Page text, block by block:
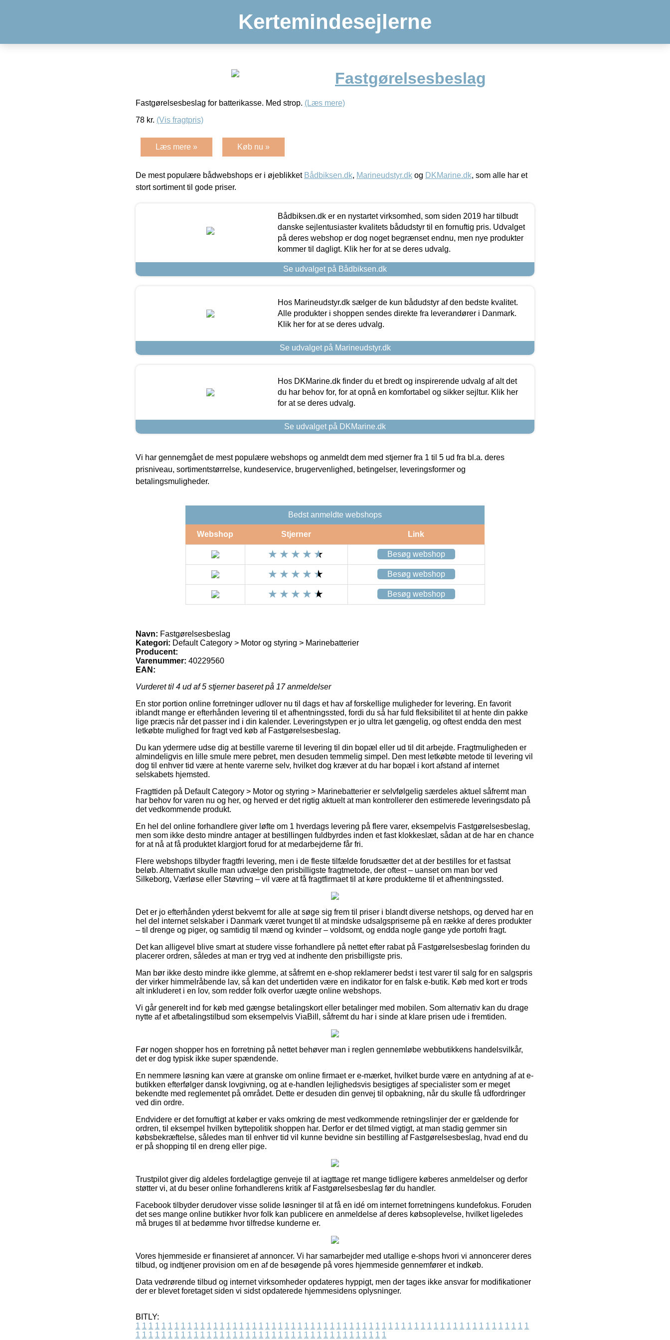
Kertemindesejlerne
Fastgørelsesbeslag
Fastgørelsesbeslag for batterikasse. Med strop. (Læs mere)
78 kr. (Vis fragtpris)
Læs mere » Køb nu »
De mest populære bådwebshops er i øjeblikket Bådbiksen.dk, Marineudstyr.dk og DKMarine.dk, som alle har et
stort sortiment til gode priser.
Bådbiksen.dk er en nystartet virksomhed, som siden 2019 har tilbudt
danske sejlentusiaster kvalitets bådudstyr til en fornuftig pris. Udvalget
på deres webshop er dog noget begrænset endnu, men nye produkter
kommer til dagligt. Klik her for at se deres udvalg.
Se udvalget på Bådbiksen.dk
Hos Marineudstyr.dk sælger de kun bådudstyr af den bedste kvalitet.
Alle produkter i shoppen sendes direkte fra leverandører i Danmark.
Klik her for at se deres udvalg.
Se udvalget på Marineudstyr.dk
Hos DKMarine.dk finder du et bredt og inspirerende udvalg af alt det
du har behov for, for at opnå en komfortabel og sikker sejltur. Klik her
for at se deres udvalg.
Se udvalget på DKMarine.dk
Vi har gennemgået de mest populære webshops og anmeldt dem med stjerner fra 1 til 5 ud fra bl.a. deres
prisniveau, sortimentstørrelse, kundeservice, brugervenlighed, betingelser, leveringsformer og
betalingsmuligheder.
Bedst anmeldte webshops
Webshop Stjerner Link
Besøg webshop
Besøg webshop
Besøg webshop
Navn: Fastgørelsesbeslag
Kategori: Default Category > Motor og styring > Marinebatterier
Producent:
Varenummer: 40229560
EAN:
Vurderet til 4 ud af 5 stjerner baseret på 17anmeldelser
En stor portion online forretninger udlover nu til dags et hav af forskellige muligheder for levering. En favorit
iblandt mange er efterhånden levering til et afhentningssted, fordi du så har fuld fleksibilitet til at hente din pakke
lige præcis når det passer ind i din kalender. Leveringstypen er jo ultra let gængelig, og oftest endda den mest
letkøbte mulighed for fragt ved køb af Fastgørelsesbeslag.
Du kan ydermere udse dig at bestille varerne til levering til din bopæl eller ud til dit arbejde. Fragtmuligheden er
almindeligvis en lille smule mere pebret, men desuden temmelig simpel. Den mest letkøbte metode til levering vil
dog til enhver tid være at hente varerne selv, hvilket dog kræver at du har bopæl i kort afstand af internet
selskabets hjemsted.
Fragttiden på Default Category > Motor og styring > Marinebatterier er selvfølgelig særdeles aktuel såfremt man
har behov for varen nu og her, og herved er det rigtig aktuelt at man kontrollerer den estimerede leveringsdato på
det vedkommende produkt.
En hel del online forhandlere giver løfte om 1 hverdags levering på flere varer, eksempelvis Fastgørelsesbeslag,
men som ikke desto mindre antager at bestillingen fuldbyrdes inden et fast klokkeslæt, sådan at de har en chance
for at nå at få produktet klargjort forud for at medarbejderne får fri.
Flere webshops tilbyder fragtfri levering, men i de fleste tilfælde forudsætter det at der bestilles for et fastsat
beløb. Alternativt skulle man udvælge den prisbilligste fragtmetode, der oftest – uanset om man bor ved
Silkeborg, Værløse eller Støvring – vil være at få fragtfirmaet til at køre produkterne til et afhentningssted.
Det er jo efterhånden yderst bekvemt for alle at søge sig frem til priser i blandt diverse netshops, og derved har en
hel del internet selskaber i Danmark været tvunget til at mindske udsalgspriserne på en række af deres produkter
– til drenge og piger, og samtidig til mænd og kvinder – voldsomt, og endda nogle gange yde portofri fragt.
Det kan alligevel blive smart at studere visse forhandlere på nettet efter rabat på Fastgørelsesbeslag forinden du
placerer ordren, således at man er tryg ved at indhente den prisbilligste pris.
Man bør ikke desto mindre ikke glemme, at såfremt en e-shop reklamerer bedst i test varer til salg for en salgspris
der virker himmelråbende lav, så kan det undertiden være en indikator for en falsk e-butik. Køb med kort er trods
alt inkluderet i en lov, som redder folk overfor uægte online webshops.
Vi går generelt ind for køb med gængse betalingskort eller betalinger med mobilen. Som alternativ kan du drage
nytte af et afbetalingstilbud som eksempelvis ViaBill, såfremt du har i sinde at klare prisen ude i fremtiden.
Før nogen shopper hos en forretning på nettet behøver man i reglen gennemløbe webbutikkens handelsvilkår,
det er dog typisk ikke super spændende.
En nemmere løsning kan være at granske om online firmaet er e-mærket, hvilket burde være en antydning af at e-
butikken efterfølger dansk lovgivning, og at e-handlen lejlighedsvis besigtiges af specialister som er meget
bekendte med reglementet på området. Dette er desuden din genvej til opbakning, når du skulle få udfordringer
ved din ordre.
Endvidere er det fornuftigt at køber er vaks omkring de mest vedkommende retningslinjer der er gældende for
ordren, til eksempel hvilken byttepolitik shoppen har. Derfor er det tilmed vigtigt, at man stadig gemmer sin
købsbekræftelse, således man til enhver tid vil kunne bevidne sin bestilling af Fastgørelsesbeslag, hvad end du
er på shopping til en dreng eller pige.
Trustpilot giver dig aldeles fordelagtige genveje til at iagttage ret mange tidligere køberes anmeldelser og derfor
støtter vi, at du beser online forhandlerens kritik af Fastgørelsesbeslag før du handler.
Facebook tilbyder derudover visse solide løsninger til at få en idé om internet forretningens kundefokus. Foruden
det ses mange online butikker hvor folk kan publicere en anmeldelse af deres købsoplevelse, hvilket ligeledes
må bruges til at bedømme hvor tilfredse kunderne er.
Vores hjemmeside er finansieret af annoncer. Vi har samarbejder med utallige e-shops hvori vi annoncerer deres
tilbud, og indtjener provision om en af de besøgende på vores hjemmeside gennemfører et indkøb.
Data vedrørende tilbud og internet virksomheder opdateres hyppigt, men der tages ikke ansvar for modifikationer
der er blevet foretaget siden vi sidst opdaterede hjemmesidens oplysninger.
BITLY:
1 1 1 1 1 1 1 1 1 1 1 1 1 1 1 1 1 1 1 1 1 1 1 1 1 1 1 1 1 1 1 1 1 1 1 1 1 1 1 1 1 1 1 1 1 1 1 1 1 1 1 1 1 1 1 1 1 1 1 1 1
1 1 1 1 1 1 1 1 1 1 1 1 1 1 1 1 1 1 1 1 1 1 1 1 1 1 1 1 1 1 1 1 1 1 1 1 1 1 1